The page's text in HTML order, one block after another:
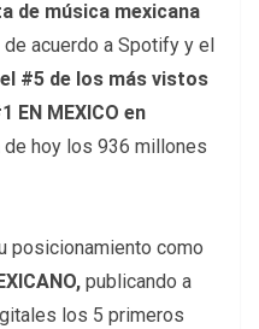
de música mexicana
de acuerdo a Spotify y el
#5 de los más vistos
EN MEXICO en
de hoy los 936 millones
posicionamiento como
publicando a
los 5 primeros